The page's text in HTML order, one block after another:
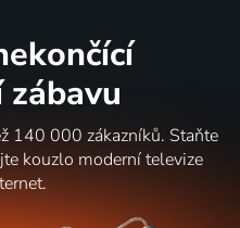
140 000 zákazníků. Staňte
kouzlo moderní televize